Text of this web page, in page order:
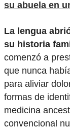
su abuela en
La lengua
su historia
comenzó a
que nunca
para aliviar
formas de
medicina
convencional